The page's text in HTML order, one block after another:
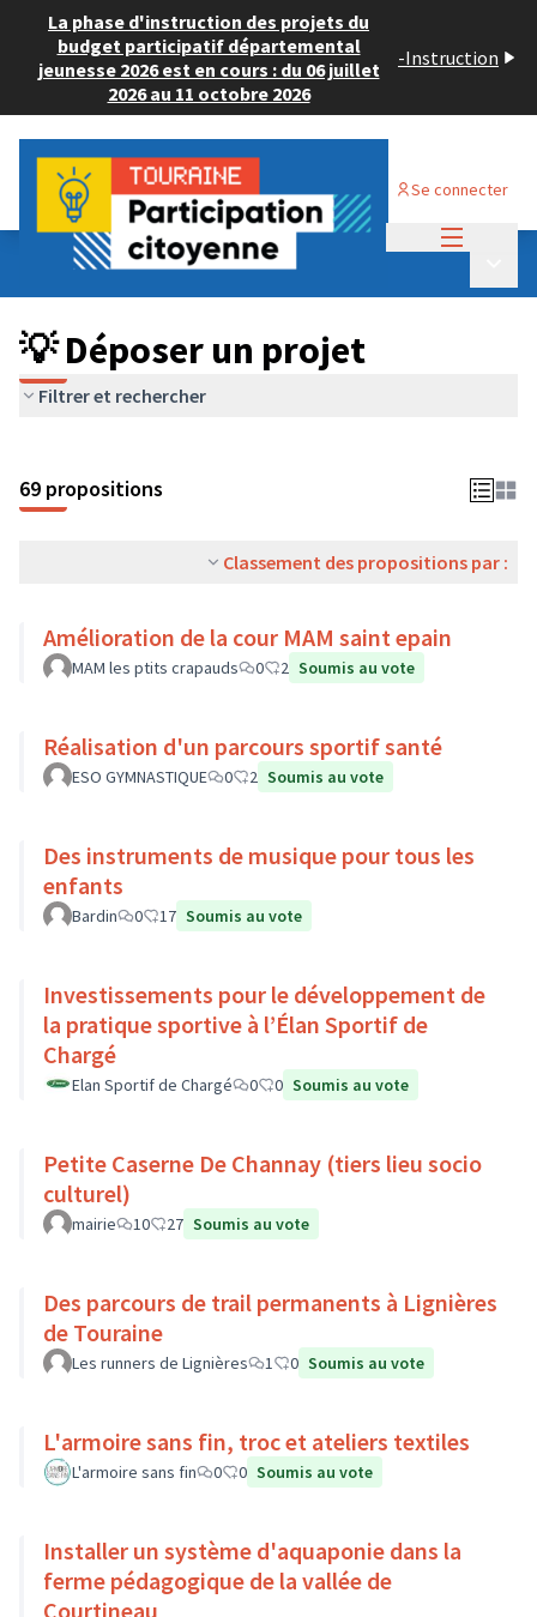
La phase d'instruction des projets du
budget participatif départemental
jeunesse 2026 est en cours : du 06 juillet
2026 au 11 octobre 2026
-Instruction
Se connecter
Budget Participatif ADULTE 2024
💡 Déposer un projet
💡 Déposer un projet
Filtrer et rechercher
69 propositions
Classement des propositions par :
Amélioration de la cour MAM saint epain
MAM les ptits crapauds 0 2 Soumis au vote
Réalisation d'un parcours sportif santé
ESO GYMNASTIQUE 0 2 Soumis au vote
Des instruments de musique pour tous les
enfants
Bardin 0 17 Soumis au vote
Investissements pour le développement de
la pratique sportive à l’Élan Sportif de
Chargé
Elan Sportif de Chargé 0 0 Soumis au vote
Petite Caserne De Channay (tiers lieu socio
culturel)
mairie 10 27 Soumis au vote
Des parcours de trail permanents à Lignières
de Touraine
Les runners de Lignières 1 0 Soumis au vote
L'armoire sans fin, troc et ateliers textiles
L'armoire sans fin 0 0 Soumis au vote
Installer un système d'aquaponie dans la
ferme pédagogique de la vallée de
Courtineau